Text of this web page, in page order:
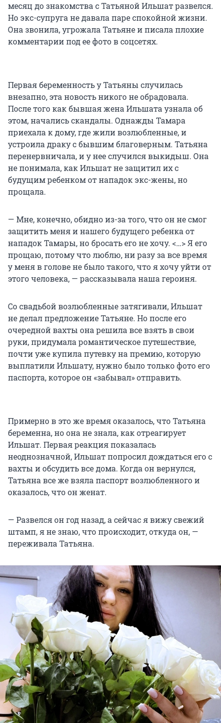
месяц до знакомства с Татьяной Ильшат развелся.
Но экс-супруга не давала паре спокойной жизни.
Она звонила, угрожала Татьяне и писала плохие
комментарии под ее фото в соцсетях.
Первая беременность у Татьяны случилась
внезапно, эта новость никого не обрадовала.
После того как бывшая жена Ильшата узнала об
этом, начались скандалы. Однажды Тамара
приехала к дому, где жили возлюбленные, и
устроила драку с бывшим благоверным. Татьяна
перенервничала, и у нее случился выкидыш. Она
не понимала, как Ильшат не защитил их с
будущим ребенком от нападок экс-жены, но
прощала.
— Мне, конечно, обидно из-за того, что он не смог
защитить меня и нашего будущего ребенка от
нападок Тамары, но бросать его не хочу. <…> Я его
прощаю, потому что люблю, ни разу за все время
у меня в голове не было такого, что я хочу уйти от
этого человека, — рассказывала наша героиня.
Со свадьбой возлюбленные затягивали, Ильшат
не делал предложение Татьяне. Но после его
очередной вахты она решила все взять в свои
руки, придумала романтическое путешествие,
почти уже купила путевку на премию, которую
выплатили Ильшату, нужно было только фото его
паспорта, которое он «забывал» отправить.
Примерно в это же время оказалось, что Татьяна
беременна, но она не знала, как отреагирует
Ильшат. Первая реакция показалась
неоднозначной, Ильшат попросил дождаться его с
вахты и обсудить все дома. Когда он вернулся,
Татьяна все же взяла паспорт возлюбленного и
оказалось, что он женат.
— Развелся он год назад, а сейчас я вижу свежий
штамп, я не знаю, что происходит, откуда он, —
переживала Татьяна.